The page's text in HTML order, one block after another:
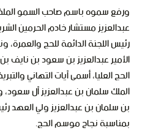
ورفع سموه باسم صاحب السمو
عبدالعزيز مستشار خادم الحرمين
رئيس اللجنة الدائمة للحج
الأمير عبدالعزيز بن سعود بن نايف
الحج العليا، أسمى آيات التهاني
الملك سلمان بن عبدالعزيز آل
بن سلمان بن عبدالعزيز ولي العهد
بمناسبة نجاح موسم الحج.